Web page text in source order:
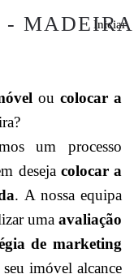
Iniciar
ou colocar a
um processo
deseja colocar a
. A nossa equipa
uma avaliação
de marketing
imóvel alcance